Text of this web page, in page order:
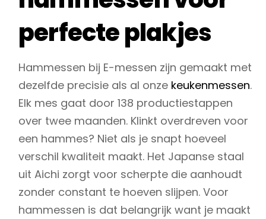
perfecte plakjes
Hammessen bij E-messen zijn gemaakt met
dezelfde precisie als al onze keukenmessen.
Elk mes gaat door 138 productiestappen
over twee maanden. Klinkt overdreven voor
een hammes? Niet als je snapt hoeveel
verschil kwaliteit maakt. Het Japanse staal
uit Aichi zorgt voor scherpte die aanhoudt
zonder constant te hoeven slijpen. Voor
hammessen is dat belangrijk want je maakt